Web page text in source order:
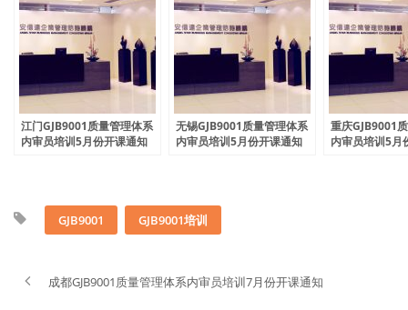
江门GJB9001质量管理体系
内审员培训5月份开课通知
无锡GJB9001质量管理体系
内审员培训5月份开课通知
重庆GJB9001
内审员培训5月
GJB9001 GJB9001培训
成都GJB9001质量管理体系内审员培训7月份开课通知